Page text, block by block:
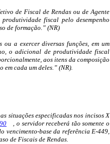
de Fiscal de Rendas ou de Agente
fiscal pelo desempenho
de formação.” (NR)
a exercer diversas funções, em um
o adicional de produtividade fiscal
aos itens da composição
cada um deles.” (NR).
situações especificadas nos incisos X
, o servidor receberá tão somente o
base da referência E-449,
de Fiscais de Rendas.